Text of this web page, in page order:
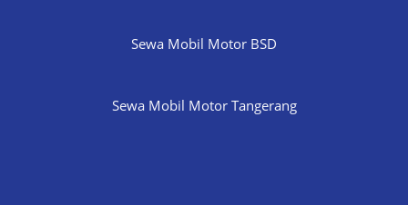
Sewa Mobil Motor BSD
Sewa Mobil Motor Tangerang